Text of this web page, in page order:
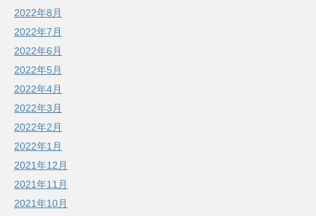
2022年8月
2022年7月
2022年6月
2022年5月
2022年4月
2022年3月
2022年2月
2022年1月
2021年12月
2021年11月
2021年10月